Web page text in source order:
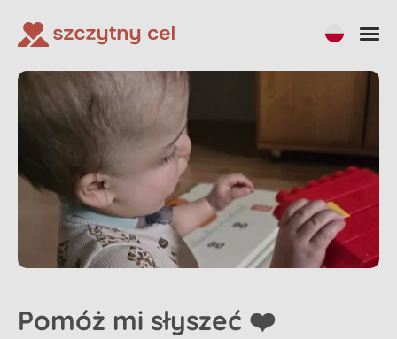
Pomóż mi słyszeć ❤️